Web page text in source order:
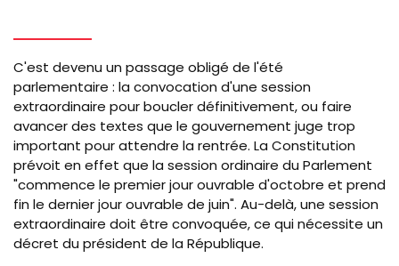
C'est devenu un passage obligé de l'été
parlementaire : la convocation d'une session
extraordinaire pour boucler définitivement, ou faire
avancer des textes que le gouvernement juge trop
important pour attendre la rentrée. La Constitution
prévoit en effet que la session ordinaire du Parlement
"commence le premier jour ouvrable d'octobre et prend
fin le dernier jour ouvrable de juin". Au-delà, une session
extraordinaire doit être convoquée, ce qui nécessite un
décret du président de la République.